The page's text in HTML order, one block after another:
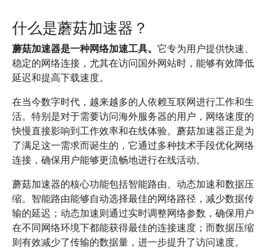
什么是蘑菇加速器？
蘑菇加速器是一种网络加速工具。 它专为用户提供快速、
稳定的网络连接，尤其在访问国外网站时，能够有效降低
延迟和提高下载速度。
在当今数字时代，越来越多的人依赖互联网进行工作和生
活。特别是对于需要访问海外服务器的用户，网络速度的
快慢直接影响到工作效率和在线体验。蘑菇加速器正是为
了满足这一需求而诞生的，它通过多种技术手段优化网络
连接，确保用户能够更流畅地进行在线活动。
蘑菇加速器的核心功能包括智能路由、动态加速和数据压
缩。智能路由能够自动选择最佳的网络路径，减少数据传
输的延迟；动态加速则通过实时调整网络参数，确保用户
在不同网络环境下都能获得最佳的连接速度；而数据压缩
则有效减少了传输的数据量，进一步提升了访问速度。